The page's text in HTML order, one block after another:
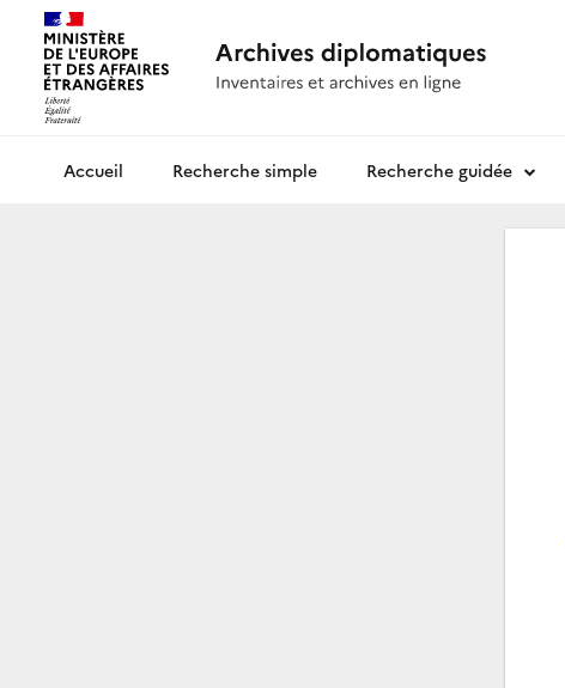
Archives diplomatiquesRecherche simple Recherche guidée